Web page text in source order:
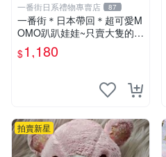
一番街日系禮物專賣店 87
一番街＊日本帶回＊超可愛M
OMO趴趴娃娃~只賣大隻的1
號~單隻價～生日禮物
$1,180
拍賣新星